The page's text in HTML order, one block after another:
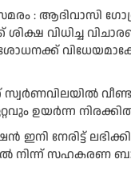
: ആദിവാസി
ശിക്ഷ വിധിച്ച
ഉയര്‍ന്ന
ഇനി നേരിട്ട്
നിന്ന് സഹകരണ